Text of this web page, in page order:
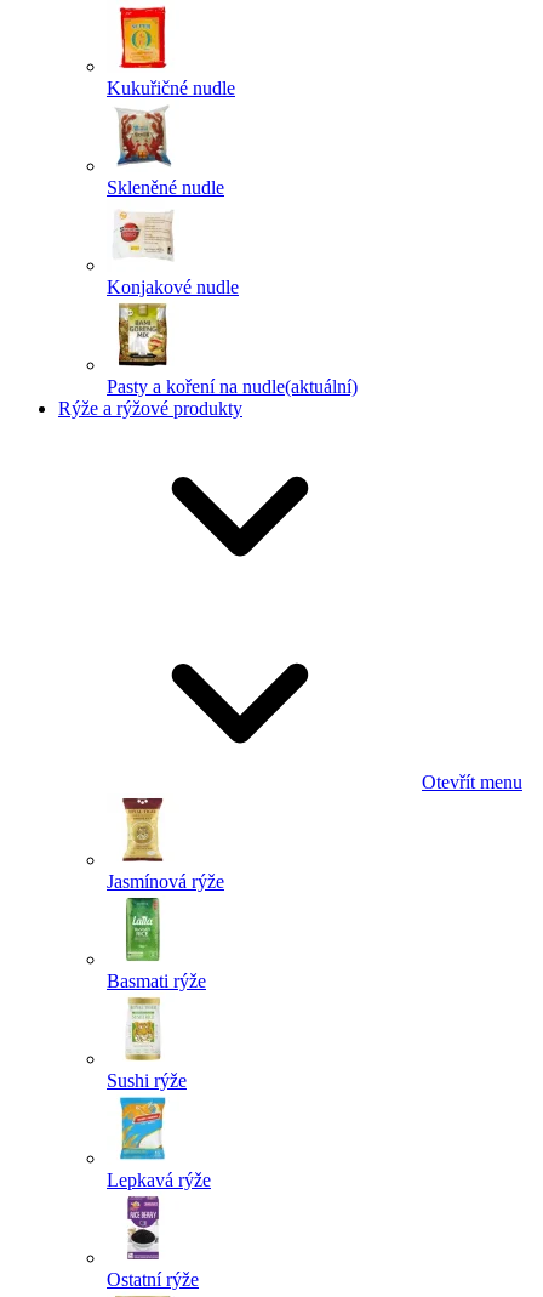
Kukuřičné nudle
Skleněné nudle
Konjakové nudle
Pasty a koření na nudle(aktuální)
Rýže a rýžové produkty
Otevřít menu
Jasmínová rýže
Basmati rýže
Sushi rýže
Lepkavá rýže
Ostatní rýže